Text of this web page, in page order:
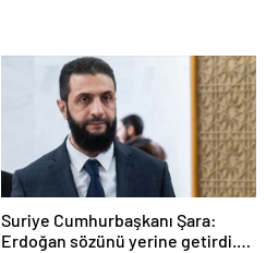
Suriye Cumhurbaşkanı Şara:
Erdoğan sözünü yerine getirdi.